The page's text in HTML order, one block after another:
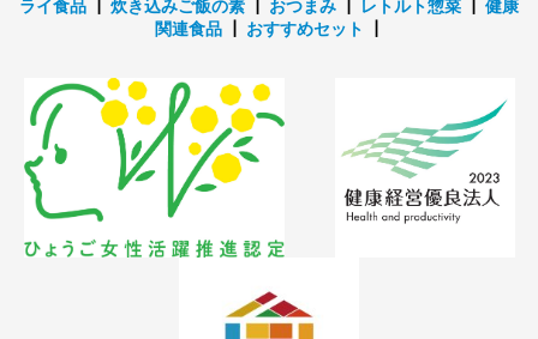
ライ食品
炊き込みご飯の素 おつまみ レトルト惣菜
健康
関連食品┃ おすすめセット